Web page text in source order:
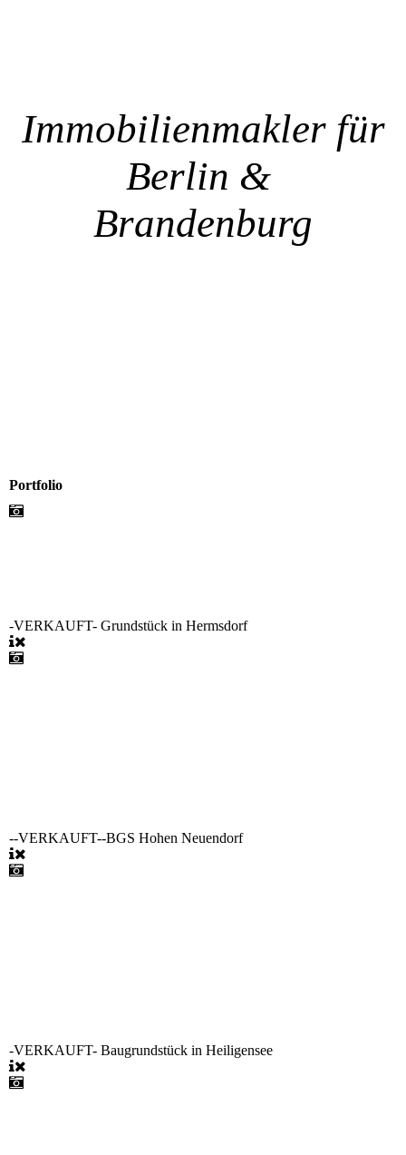
Immobilienmakler für
Berlin &
Brandenburg
Portfolio
-VERKAUFT- Grundstück in Hermsdorf
--VERKAUFT--BGS Hohen Neuendorf
-VERKAUFT- Baugrundstück in Heiligensee